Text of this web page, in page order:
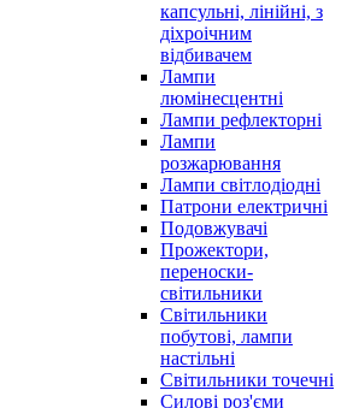
капсульні, лінійні, з
діхроічним
відбивачем
Лампи
люмінесцентні
Лампи рефлекторні
Лампи
розжарювання
Лампи світлодіодні
Патрони електричні
Подовжувачі
Прожектори,
переноски-
світильники
Світильники
побутові, лампи
настільні
Світильники точечні
Силові роз'єми